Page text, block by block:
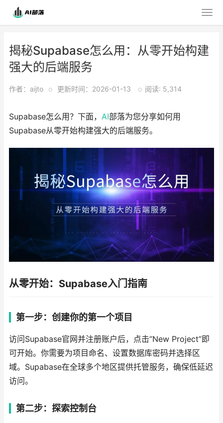
揭秘Supabase怎么用：从零开始构建
强大的后端服务
作者：aijto o 更新时间：2026-01-13 o 阅读: 5,314
Supabase怎么用？下面， AI部落为您分享如何用
Supabase从零开始构建强大的后端服务。
从零开始：Supabase入门指南
第一步：创建你的第一个项目
访问Supabase官网并注册账户后，点击“New Project”即
可开始。你需要为项目命名、设置数据库密码并选择区
域。Supabase在全球多个地区提供托管服务，确保低延迟
访问。
第二步：探索控制台